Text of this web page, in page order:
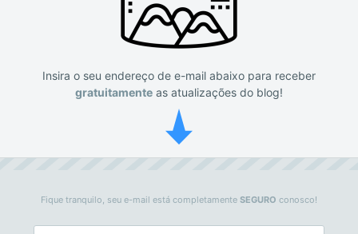
Insira o seu endereço de e-mail abaixo para receber
gratuitamente as atualizações do blog!
Fique tranquilo, seu e-mail está completamente SEGURO conosco!